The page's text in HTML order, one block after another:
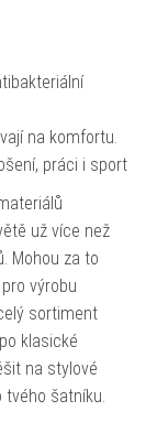
na komfortu.
práci i sport
už více než
Mohou za to
výrobu
sortiment
klasické
na stylové
šatníku.